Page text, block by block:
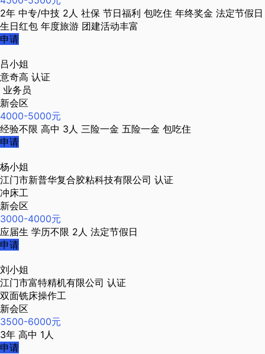
2年 中专/中技 2人 社保 节日福利 包吃住 年终奖金 法定节假日
生日红包 年度旅游 团建活动丰富
申请
吕小姐
意奇高 认证
业务员
新会区
4000-5000元
经验不限 高中 3人 三险一金 五险一金 包吃住
申请
杨小姐
江门市新普华复合胶粘科技有限公司 认证
冲床工
新会区
3000-4000元
应届生 学历不限 2人 法定节假日
申请
刘小姐
江门市富特精机有限公司 认证
双面铣床操作工
新会区
3500-6000元
3年 高中 1人
申请